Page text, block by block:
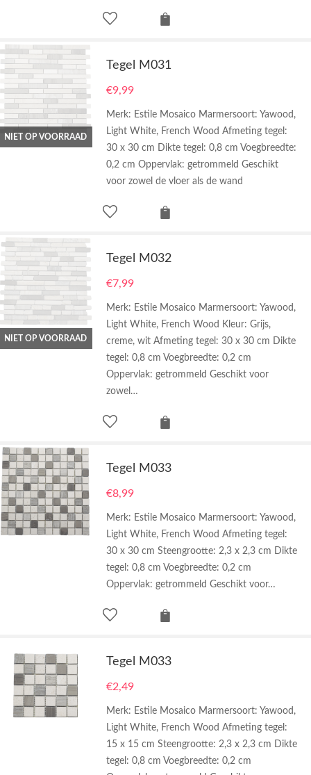
NIET OP VOORRAAD
Tegel M031
€9,99
Merk: Estile Mosaico Marmersoort: Yawood,
Light White, French Wood Afmeting tegel:
30 x 30 cm Dikte tegel: 0,8 cm Voegbreedte:
0,2 cm Oppervlak: getrommeld Geschikt
voor zowel de vloer als de wand
NIET OP VOORRAAD
Tegel M032
€7,99
Merk: Estile Mosaico Marmersoort: Yawood,
Light White, French Wood Kleur: Grijs,
creme, wit Afmeting tegel: 30 x 30 cm Dikte
tegel: 0,8 cm Voegbreedte: 0,2 cm
Oppervlak: getrommeld Geschikt voor
zowel…
Tegel M033
€8,99
Merk: Estile Mosaico Marmersoort: Yawood,
Light White, French Wood Afmeting tegel:
30 x 30 cm Steengrootte: 2,3 x 2,3 cm Dikte
tegel: 0,8 cm Voegbreedte: 0,2 cm
Oppervlak: getrommeld Geschikt voor…
Tegel M033
€2,49
Merk: Estile Mosaico Marmersoort: Yawood,
Light White, French Wood Afmeting tegel:
15 x 15 cm Steengrootte: 2,3 x 2,3 cm Dikte
tegel: 0,8 cm Voegbreedte: 0,2 cm